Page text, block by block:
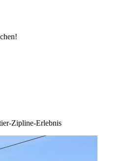
Zipline-Erlebnis